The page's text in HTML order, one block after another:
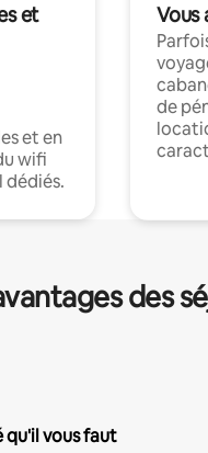
et
et en
wifi
dédiés.
Vous
de
des
qu'il vous faut